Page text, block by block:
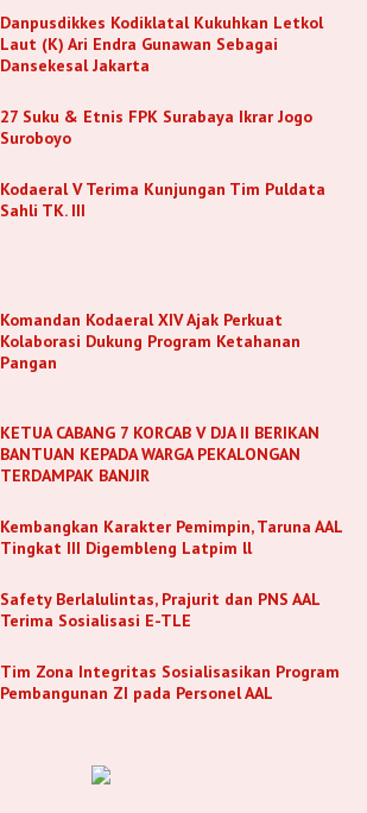
Danpusdikkes Kodiklatal Kukuhkan Letkol
Laut (K) Ari Endra Gunawan Sebagai
Dansekesal Jakarta
27 Suku & Etnis FPK Surabaya Ikrar Jogo
Suroboyo
Kodaeral V Terima Kunjungan Tim Puldata
Sahli TK. III
Komandan Kodaeral XIV Ajak Perkuat
Kolaborasi Dukung Program Ketahanan
Pangan
KETUA CABANG 7 KORCAB V DJA II BERIKAN
BANTUAN KEPADA WARGA PEKALONGAN
TERDAMPAK BANJIR
Kembangkan Karakter Pemimpin, Taruna AAL
Tingkat III Digembleng Latpim ll
Safety Berlalulintas, Prajurit dan PNS AAL
Terima Sosialisasi E-TLE
Tim Zona Integritas Sosialisasikan Program
Pembangunan ZI pada Personel AAL